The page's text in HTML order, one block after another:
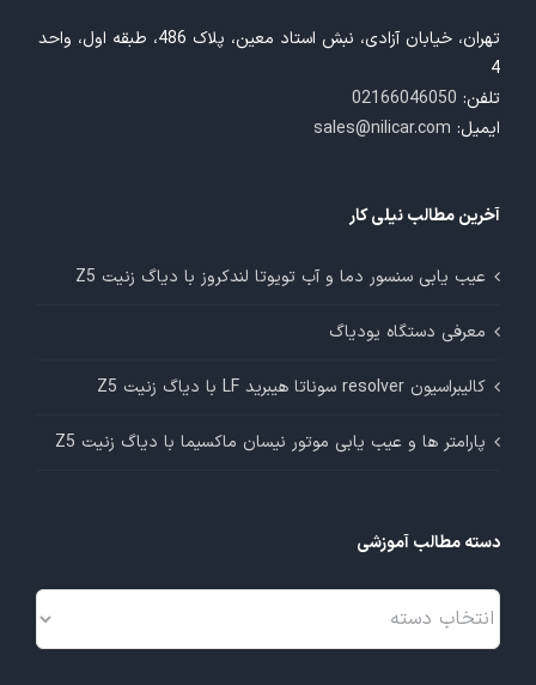
تهران، خیابان آزادی، نبش استاد معین، پلاک 486، طبقه اول، واحد
4
تلفن: 02166046050
ایمیل: sales@nilicar.com
آخرین مطالب نیلی کار
عیب یابی سنسور دما و آب تویوتا لندکروز با دیاگ زنیت Z5
معرفی دستگاه یودیاگ
کالیبراسیون resolver سوناتا هیبرید LF با دیاگ زنیت Z5
پارامتر ها و عیب یابی موتور نیسان ماکسیما با دیاگ زنیت Z5
دسته مطالب آموزشی
دسته